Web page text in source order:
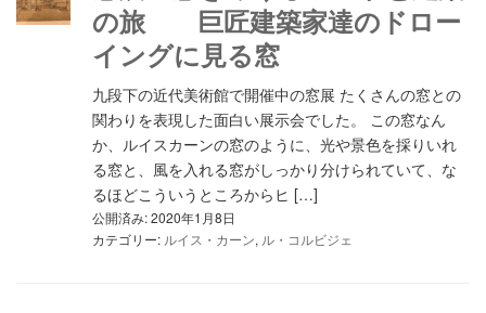
の旅 巨匠建築家達のドロー
イングに見る窓
九段下の近代美術館で開催中の窓展 たくさんの窓との
関わりを表現した面白い展示会でした。 この窓なん
か、ルイスカーンの窓のように、光や景色を採りいれ
る窓と、風を入れる窓がしっかり分けられていて、な
るほどこういうところからヒ […]
公開済み: 2020年1月8日
カテゴリー: ルイス・カーン, ル・コルビジェ